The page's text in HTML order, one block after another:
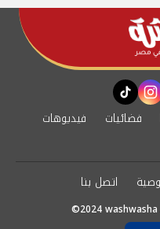
instagram
tiktok
فضائيات
فيديوهات
اتصل بنا
©2024 washwasha